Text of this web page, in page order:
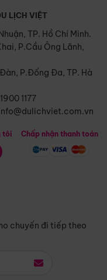
LỊCH VIỆT
TP. Hồ Chí Minh.
P.Cầu Ông Lãnh,
P.Đống Đa, TP. Hà
1900 1177
chuyến đi tiếp theo
tôi Chấp nhận thanh toán